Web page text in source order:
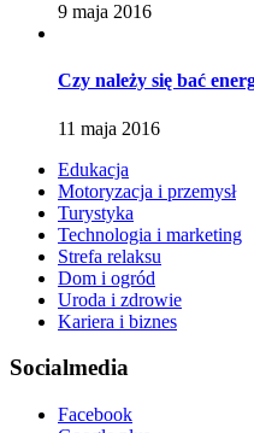
9 maja 2016
Czy należy się bać
11 maja 2016
Edukacja
Motoryzacja i przemysł
Turystyka
Technologia i marketing
Strefa relaksu
Dom i ogród
Uroda i zdrowie
Kariera i biznes
Socialmedia
Facebook